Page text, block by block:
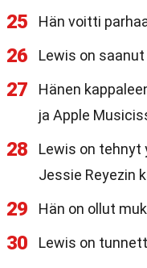
25 Hän voitti
26 Lewis on
27
Hänen
ja Apple
28
Lewis on
Jessie Reyezin
29 Hän on ollut
30 Lewis on